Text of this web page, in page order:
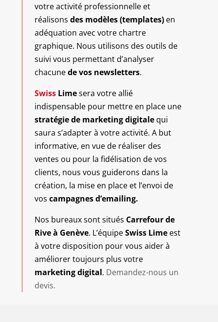
votre activité professionnelle et
réalisons des modèles (templates)en
adéquation avec votre chartre
graphique. Nous utilisons des outils de
suivi vous permettant d’analyser
chacunede vos newsletters.
SwissLimesera votre allié
indispensable pour mettre en place une
stratégie de marketing digitalequi
saura s’adapter à votre activité. A but
informative, en vue de réaliser des
ventes ou pour la fidélisation de vos
clients, nous vous guiderons dans la
création, la mise en place et l’envoi de
vos campagnes d’emailing.
Nos bureaux sont situés Carrefour de
Rive à Genève. L’équipeSwiss Limeest
à votre disposition pour vous aider à
améliorer toujours plus votre
marketing digital. Demandez-nous un
devis.